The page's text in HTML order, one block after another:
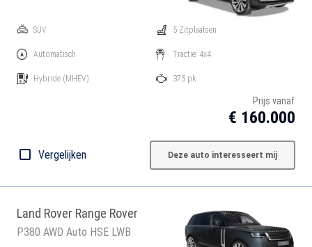
SUV
Automatisch
Hybride (MHEV)
5 Zitplaatsen
Tractie: 4x4
375 pk
Prijs vanaf
€ 160.000
Vergelijken Deze auto interesseert mij
Land Rover Range Rover
P380 AWD Auto HSE LWB